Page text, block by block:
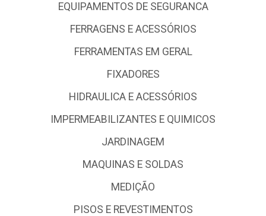
EQUIPAMENTOS DE SEGURANCA
FERRAGENS E ACESSÓRIOS
FERRAMENTAS EM GERAL
FIXADORES
HIDRAULICA E ACESSÓRIOS
IMPERMEABILIZANTES E QUIMICOS
JARDINAGEM
MAQUINAS E SOLDAS
MEDIÇÃO
PISOS E REVESTIMENTOS